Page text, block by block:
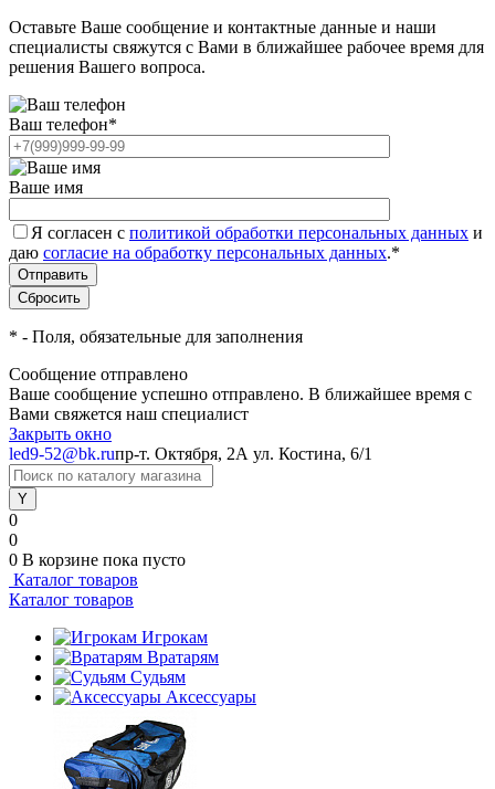
Оставьте Ваше сообщение и контактные данные и наши
специалисты свяжутся с Вами в ближайшее рабочее время для
решения Вашего вопроса.
Ваш телефон*
Ваше имя
Я согласен с политикой обработки персональных данных и
даю согласие на обработку персональных данных.*
* - Поля, обязательные для заполнения
Сообщение отправлено
Ваше сообщение успешно отправлено. В ближайшее время с
Вами свяжется наш специалист
Закрыть окно
led9-52@bk.ruпр-т. Октября, 2А ул. Костина, 6/1
0
0
0 В корзине пока пусто
Каталог товаров
Каталог товаров
Игрокам
Вратарям
Судьям
Аксессуары